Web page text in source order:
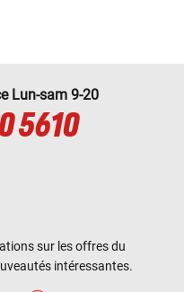
Lun-sam 9-20
5610
sur les offres du
intéressantes.